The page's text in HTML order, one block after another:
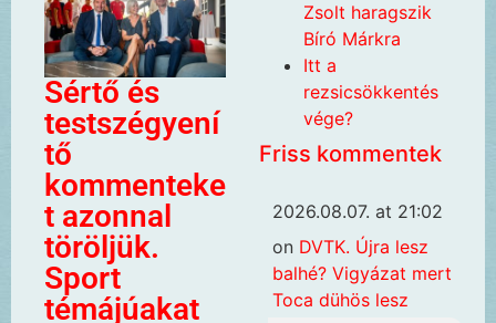
Sértő és
testszégyení
tő
kommenteke
t azonnal
töröljük.
Sport
témájúakat
Zsolt haragszik
Bíró Márkra
Itt a
rezsicsökkentés
vége?
Friss kommentek
2026.08.07. at 21:02
on DVTK. Újra lesz
balhé? Vigyázat mert
Toca dühös lesz